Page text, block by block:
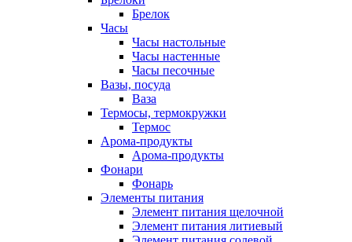
Брелок
Часы
Часы настольные
Часы настенные
Часы песочные
Вазы, посуда
Ваза
Термосы, термокружки
Термос
Арома-продукты
Арома-продукты
Фонари
Фонарь
Элементы питания
Элемент питания щелочной
Элемент питания литиевый